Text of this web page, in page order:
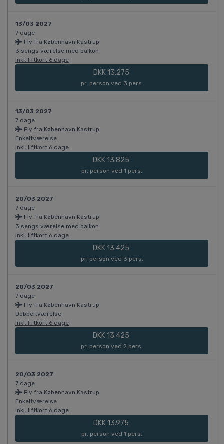
13/03 2027
7 dage
Fly fra København Kastrup
3 sengs værelse med balkon
Inkl. liftkort 6 dage
DKK 13.275
pr. person ved 3 pers.
13/03 2027
7 dage
Fly fra København Kastrup
Enkeltværelse
Inkl. liftkort 6 dage
DKK 13.825
pr. person ved 1 pers.
20/03 2027
7 dage
Fly fra København Kastrup
3 sengs værelse med balkon
Inkl. liftkort 6 dage
DKK 13.425
pr. person ved 3 pers.
20/03 2027
7 dage
Fly fra København Kastrup
Dobbeltværelse
Inkl. liftkort 6 dage
DKK 13.425
pr. person ved 2 pers.
20/03 2027
7 dage
Fly fra København Kastrup
Enkeltværelse
Inkl. liftkort 6 dage
DKK 13.975
pr. person ved 1 pers.